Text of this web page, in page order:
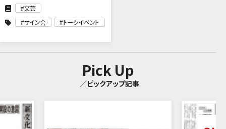
文芸
サイン会
トークイベント
Pick Up
／ピックアップ記事